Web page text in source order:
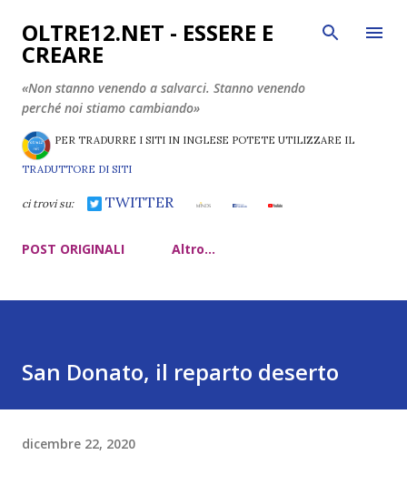
Passa ai contenuti principali
OLTRE12.NET - ESSERE E
CREARE
«Non stanno venendo a salvarci. Stanno venendo
perché noi stiamo cambiando»
PER TRADURRE I SITI IN INGLESE POTETE UTILIZZARE IL
TRADUTTORE DI SITI
ci trovi su: TWITTER
POST ORIGINALI Altro…
San Donato, il reparto deserto
dicembre 22, 2020